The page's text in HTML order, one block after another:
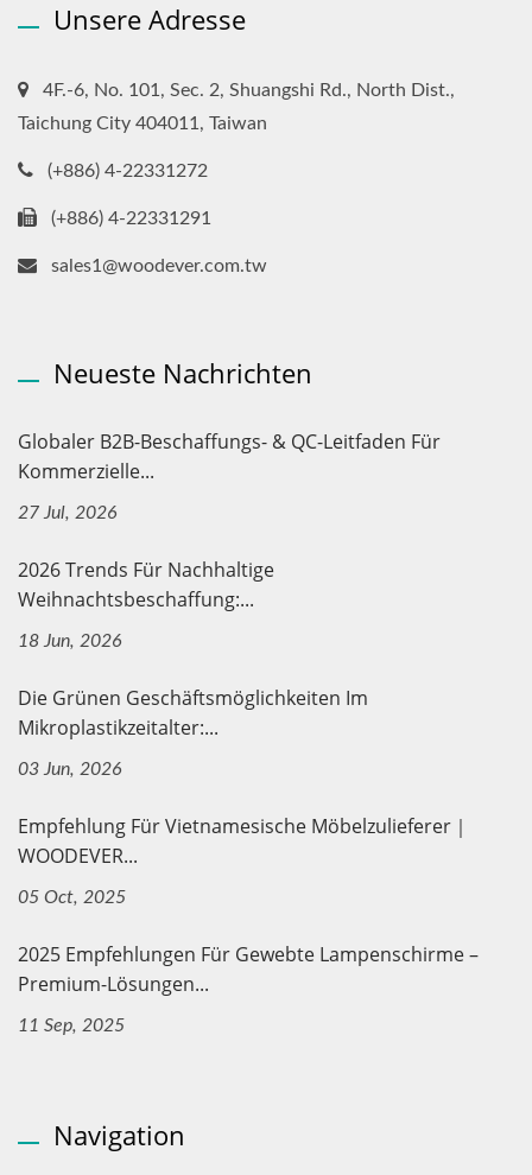
Unsere Adresse
4F.-6, No. 101, Sec. 2, Shuangshi Rd., North Dist.,
Taichung City 404011, Taiwan
(+886) 4-22331272
(+886) 4-22331291
sales1@woodever.com.tw
Neueste Nachrichten
Globaler B2B-Beschaffungs- & QC-Leitfaden Für
Kommerzielle...
27 Jul, 2026
2026 Trends Für Nachhaltige
Weihnachtsbeschaffung:...
18 Jun, 2026
Die Grünen Geschäftsmöglichkeiten Im
Mikroplastikzeitalter:...
03 Jun, 2026
Empfehlung Für Vietnamesische Möbelzulieferer｜
WOODEVER...
05 Oct, 2025
2025 Empfehlungen Für Gewebte Lampenschirme –
Premium-Lösungen...
11 Sep, 2025
Navigation